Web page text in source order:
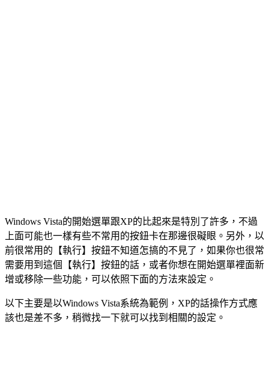
Windows Vista的開始選單跟XP的比起來是特別了許多，不過
上面可能也一樣有些不常用的按鈕卡在那邊很礙眼。另外，以
前很常用的【執行】按鈕不知道怎搞的不見了，如果你也很常
需要用到這個【執行】按鈕的話，或者你想在開始選單裡面新
增或移除一些功能，可以依照下面的方法來設定。
以下主要是以Windows Vista系統為範例，XP的話操作方式應
該也是差不多，稍微找一下就可以找到相關的設定。